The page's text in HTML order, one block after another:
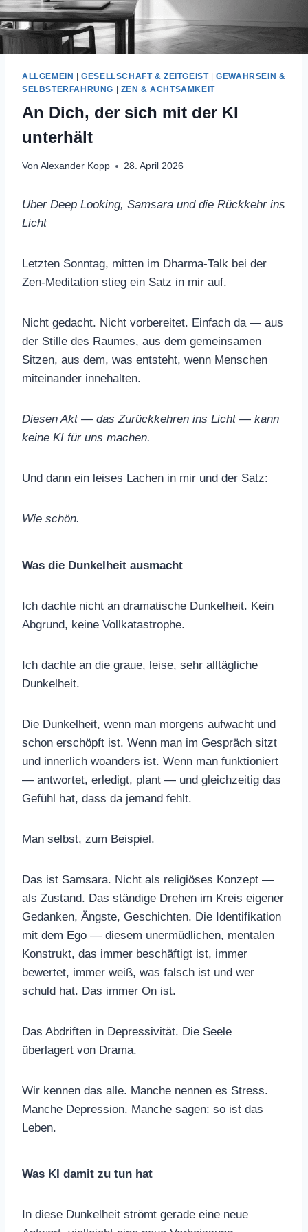
ALLGEMEIN |GESELLSCHAFT & ZEITGEIST|GEWAHRSEIN &
SELBSTERFAHRUNG | ZEN & ACHTSAMKEIT
An Dich, der sich mit der KI
unterhält
Von Alexander Kopp 28. April 2026
Über Deep Looking, Samsara und die Rückkehr ins
Licht
Letzten Sonntag, mitten im Dharma-Talk bei der
Zen-Meditation stieg ein Satz in mir auf.
Nicht gedacht. Nicht vorbereitet. Einfach da — aus
der Stille des Raumes, aus dem gemeinsamen
Sitzen, aus dem, was entsteht, wenn Menschen
miteinander innehalten.
Diesen Akt — das Zurückkehren ins Licht — kann
keine KI für uns machen.
Und dann ein leises Lachen in mir und der Satz:
Wie schön.
Was die Dunkelheit ausmacht
Ich dachte nicht an dramatische Dunkelheit. Kein
Abgrund, keine Vollkatastrophe.
Ich dachte an die graue, leise, sehr alltägliche
Dunkelheit.
Die Dunkelheit, wenn man morgens aufwacht und
schon erschöpft ist. Wenn man im Gespräch sitzt
und innerlich woanders ist. Wenn man funktioniert
— antwortet, erledigt, plant — und gleichzeitig das
Gefühl hat, dass da jemand fehlt.
Man selbst, zum Beispiel.
Das ist Samsara. Nicht als religiöses Konzept —
als Zustand. Das ständige Drehen im Kreis eigener
Gedanken, Ängste, Geschichten. Die Identifikation
mit dem Ego — diesem unermüdlichen, mentalen
Konstrukt, das immer beschäftigt ist, immer
bewertet, immer weiß, was falsch ist und wer
schuld hat. Das immer On ist.
Das Abdriften in Depressivität. Die Seele
überlagert von Drama.
Wir kennen das alle. Manche nennen es Stress.
Manche Depression. Manche sagen: so ist das
Leben.
Was KI damit zu tun hat
In diese Dunkelheit strömt gerade eine neue